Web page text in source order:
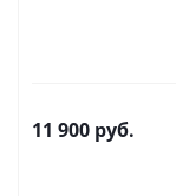
11 900 руб.